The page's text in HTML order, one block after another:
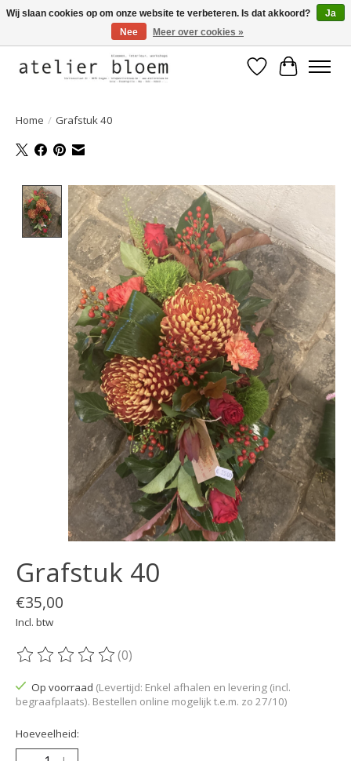
Welkom bij Atelier Bloem
Verlanglijst
Home / Grafstuk 40
Product image slideshow Items
Grafstuk 40
€35,00
Incl. btw
De beoordeling van dit product is
(0)
Op voorraad (Levertijd: Enkel afhalen en levering (incl.
begraafplaats). Bestellen online mogelijk t.e.m. zo 27/10)
Hoeveelheid:
Wij slaan cookies op om onze website te verbeteren. Is dat akkoord?
Ja
Nee
Meer over cookies »